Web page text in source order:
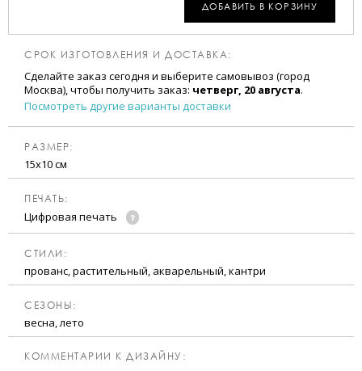
ДОБАВИТЬ В КОРЗИНУ
СРОК ИЗГОТОВЛЕНИЯ И ДОСТАВКА:
Сделайте заказ сегодня и выберите самовывоз (город
Москва), чтобы получить заказ: четверг, 20 августа.
Посмотреть другие варианты доставки
РАЗМЕР:
15х10 см
ПЕЧАТЬ:
Цифровая печать
CТИЛИ:
прованс, растительный, акварельный, кантри
CЕЗОНЫ:
весна, лето
КОММЕНТАРИИ К ДИЗАЙНУ: